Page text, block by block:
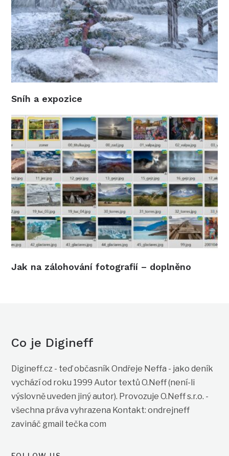
Sníh a expozice
Jak na zálohování fotografií – doplněno
Co je Digineff
Digineff.cz - teď občasník Ondřeje Neffa - jako deník
vychází od roku 1999 Autor textů O.Neff (není-li
výslovně uveden jiný autor). Provozuje O.Neff s.r.o. -
všechna práva vyhrazena Kontakt: ondrejneff
zavináč gmail tečka com